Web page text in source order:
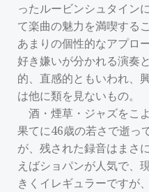
ったルービンシュタイン
て楽曲の魅力を満喫する
あまりの個性的なアプロ
好き嫌いが分かれる演奏
的、直感的ともいわれ、
は他に類を見ないもの。
酒・煙草・ジャズをこ
果てに46歳の若さで逝っ
が、残された録音はまさ
えばショパンが人気で、
きくイレギュラーですが